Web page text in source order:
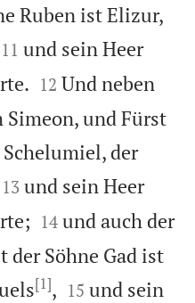
Ruben ist Elizur,


11 und sein Heer


12 Und neben
und Fürst
der


13 und sein Heer


14 und auch der
der Söhne Gad ist
[1], 

15 und sein